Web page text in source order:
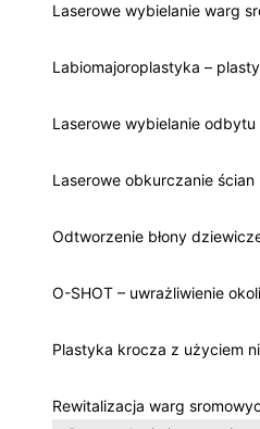
Laserowe wybielanie warg
Labiomajoroplastyka –
Laserowe wybielanie odbytu
Laserowe obkurczanie
Odtworzenie błony
O-SHOT – uwrażliwienie
Plastyka krocza z użyciem
Rewitalizacja warg